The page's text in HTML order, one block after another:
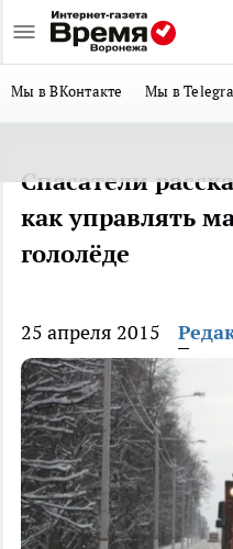
Мы в ВКонтакте Мы в
Спасатели
как управлять
гололёде
25 апреля 2015